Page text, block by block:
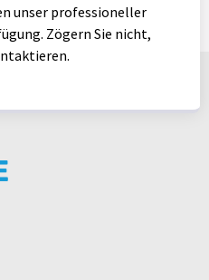
unser professioneller
Zögern Sie nicht,